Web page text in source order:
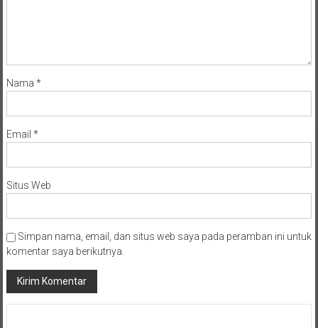
Nama *
Email *
Situs Web
Simpan nama, email, dan situs web saya pada peramban ini untuk
komentar saya berikutnya.